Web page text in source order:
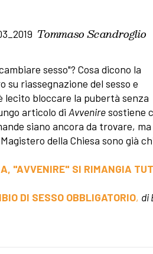
Tommaso Scandroglio
sesso"? Cosa dicono la
su riassegnazione del sesso e
lecito bloccare la pubertà senza
articolo diAvveniresostiene
siano ancora da trovare, ma
della Chiesa sono già
"AVVENIRE" SI RIMANGIA
DI SESSO OBBLIGATORIO, di